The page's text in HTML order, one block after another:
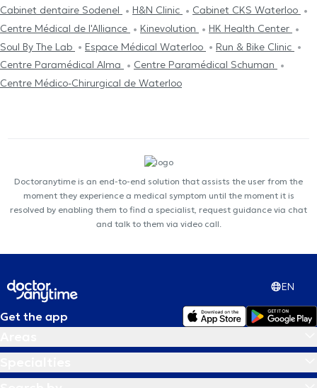
Cabinet dentaire Sodenel
H&N Clinic
Cabinet CKS Waterloo
Centre Médical de l'Alliance
Kinevolution
HK Health Center
Soul By The Lab
Espace Médical Waterloo
Run & Bike Clinic
Centre Paramédical Alma
Centre Paramédical Schuman
Centre Médico-Chirurgical de Waterloo
Doctoranytime is an end-to-end solution that assists the user from the
moment they experience a medical symptom until the moment it is
resolved by enabling them to find a specialist, request guidance via chat
and talk to them via video call.
EN
Get the app